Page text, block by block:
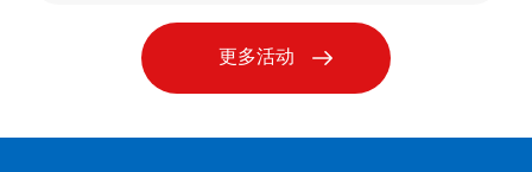
更多活动